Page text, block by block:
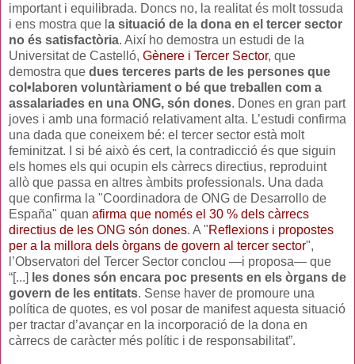
important i equilibrada. Doncs no, la realitat és molt tossuda
i ens mostra que l a situació de la dona en el tercer sector
no és satisfactòria. Així ho demostra un estudi de la
Universitat de Castelló, Gènere i Tercer Sector, que
demostra que dues terceres parts de les persones que
col•laboren voluntàriament o bé que treballen com a
assalariades en una ONG, són dones. Dones en gran part
joves i amb una formació relativament alta. L’estudi confirma
una dada que coneixem bé: el tercer sector està molt
feminitzat. I si bé això és cert, la contradicció és que siguin
els homes els qui ocupin els càrrecs directius, reproduint
allò que passa en altres àmbits professionals. Una dada
que confirma la "Coordinadora de ONG de Desarrollo de
España" quan afirma que només el 30 % dels càrrecs
directius de les ONG són dones. A "Reflexions i propostes
per a la millora dels òrgans de govern al tercer sector",
l’Observatori del Tercer Sector conclou —i proposa— que
“[...] les dones són encara poc presents en els òrgans de
govern de les entitats. Sense haver de promoure una
política de quotes, es vol posar de manifest aquesta situació
per tractar d’avançar en la incorporació de la dona en
càrrecs de caràcter més polític i de responsabilitat”.